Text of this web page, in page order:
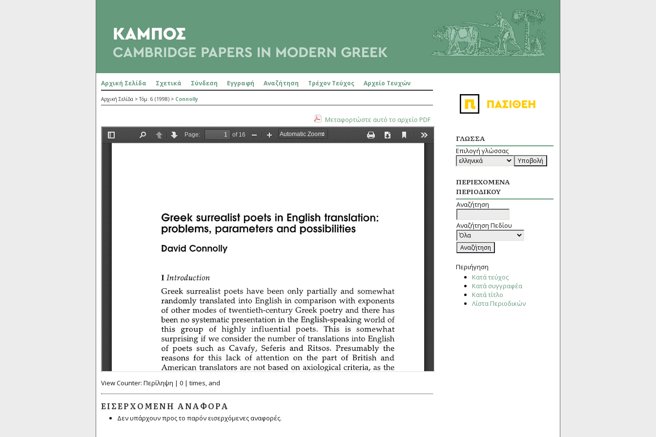
ΓΛΏΣΣΑ
Επιλογή γλώσσας
ΠΕΡΙΕΧΌΜΕΝΑ
ΠΕΡΙΟΔΙΚΟΎ
Αναζήτηση
Αναζήτηση Πεδίου
Περιήγηση
Κατά τεύχος
Κατά συγγραφέα
Κατά τίτλο
Λίστα Περιοδικών
Αρχική Σελίδα Σχετικά Σύνδεση Εγγραφή Αναζήτηση Τρέχον Τεύχος Αρχείο Τευχών
Αρχική Σελίδα >Τόμ. 6 (1998) > Connolly
Μεταφορτώστε αυτό το αρχείο PDF
View Counter: Περίληψη | 0 | times, and
ΕΙΣΕΡΧΌΜΕΝΗ ΑΝΑΦΟΡΆ
Δεν υπάρχουν προς το παρόν εισερχόμενες αναφορές.